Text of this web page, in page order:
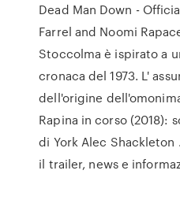
Dead Man Down -
Farrel and Noomi
Stoccolma è ispirato a
cronaca del 1973. L'
dell'origine
Rapina in corso (2018):
di York Alec Shackleton
il trailer, news e